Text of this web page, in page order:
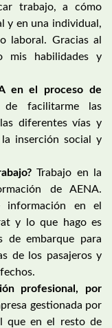
trabajo, a cómo
y en una individual,
laboral. Gracias al
mis habilidades y
en el proceso de
facilitarme las
diferentes vías y
inserción social y
Trabajo en la
de AENA.
información en el
y lo que hago es
de embarque para
de los pasajeros y
profesional, por
gestionada por
que en el resto de